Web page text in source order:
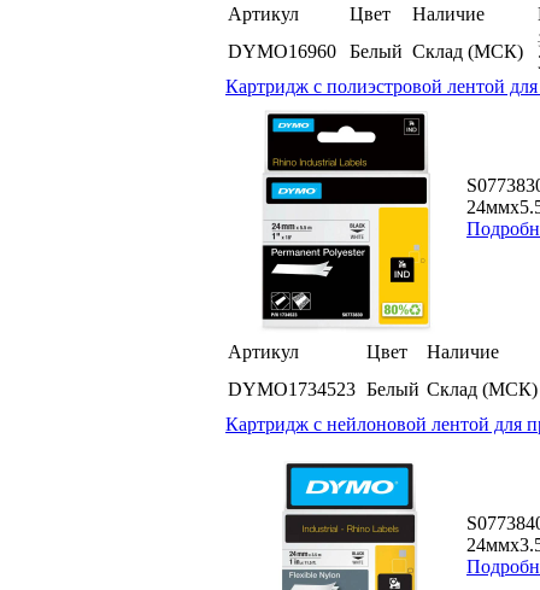
Артикул Цвет Наличие
DYMO16960
Белый Склад (МСК)
Картридж c полиэстровой лентой
Артикул Цвет
Наличие
DYMO1734523 Белый Склад (МСК)
Картридж c нейлоновой лентой для